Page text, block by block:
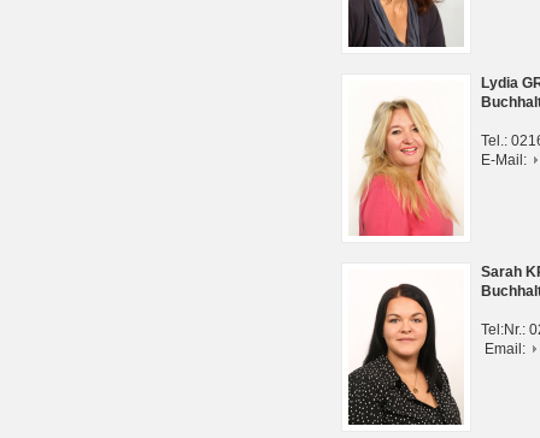
Lydia
Tel.:
E-Mail:
Sarah
Tel:Nr.:
Email: